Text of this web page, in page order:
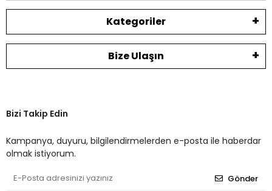
Kategoriler
Bize Ulaşın
Bizi Takip Edin
Kampanya, duyuru, bilgilendirmelerden e-posta ile haberdar
olmak istiyorum.
Gönder